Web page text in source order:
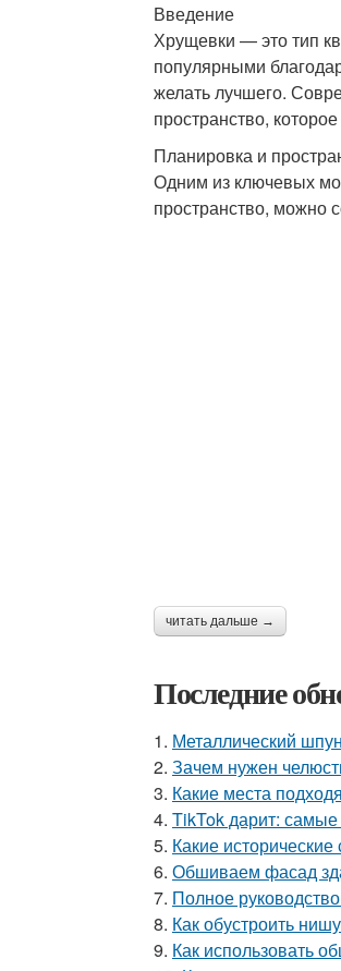
Введение
Хрущевки — это тип
популярными
желать лучшего.
пространство,
Планировка и
Одним из ключевых
пространство, можно
читать дальше →
Последние
1. Металлический
2. Зачем нужен
3. Какие места
4. TikTok дарит:
5. Какие
6. Обшиваем фасад
7. Полное
8. Как обустроить
9. Как использовать